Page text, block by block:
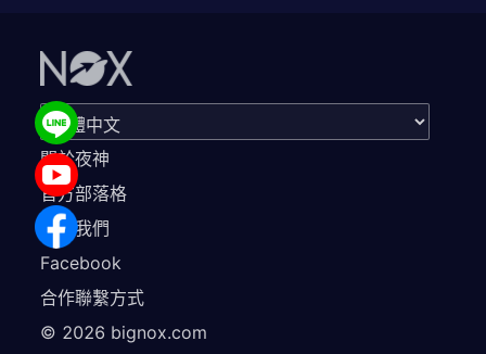
關於夜神
官方部落格
聯繫我們
Facebook
合作聯繫方式
© 2026 bignox.com